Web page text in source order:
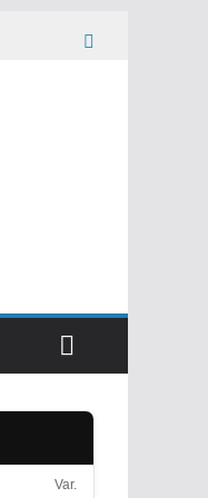
Var.